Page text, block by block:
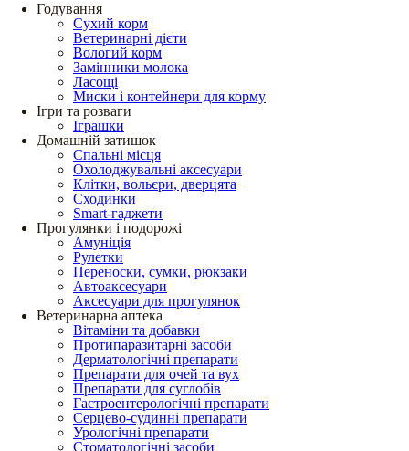
Годування
Сухий корм
Ветеринарні дієти
Вологий корм
Замінники молока
Ласощі
Миски і контейнери для корму
Ігри та розваги
Іграшки
Домашній затишок
Спальні місця
Охолоджувальні аксесуари
Клітки, вольєри, дверцята
Сходинки
Smart-гаджети
Прогулянки і подорожі
Амуніція
Рулетки
Переноски, сумки, рюкзаки
Автоаксесуари
Аксесуари для прогулянок
Ветеринарна аптека
Вітаміни та добавки
Протипаразитарні засоби
Дерматологічні препарати
Препарати для очей та вух
Препарати для суглобів
Гастроентерологічні препарати
Серцево-судинні препарати
Урологічні препарати
Стоматологічні засоби